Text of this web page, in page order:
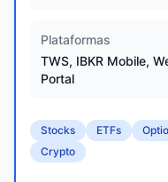
Plataformas
TWS, IBKR Mobile,
Portal
Stocks ETFs
Crypto